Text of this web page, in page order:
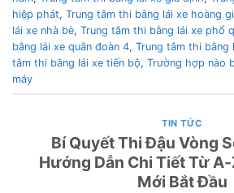
hiệp phát, Trung tâm thi bằng lái xe hoàng
lái xe nhà bè, Trung tâm thi bằng lái xe phổ
bằng lái xe quân đoàn 4, Trung tâm thi bằng
tâm thi bằng lái xe tiến bộ, Trường hợp nào
máy
TIN TỨC
Bí Quyết Thi Đậu Vòng
Hướng Dẫn Chi Tiết Từ
Mới Bắt Đầu